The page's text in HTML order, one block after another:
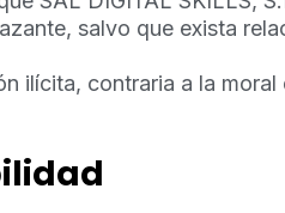
salvo que exista
ilícita, contraria a la moral